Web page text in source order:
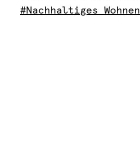
#Nachhaltiges Wohnen